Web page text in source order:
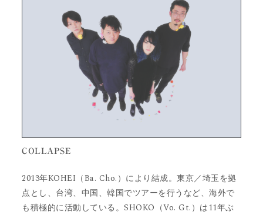
COLLAPSE
2013年KOHEI（Ba. Cho.）により結成。東京／埼玉を拠
点とし、台湾、中国、韓国でツアーを行うなど、海外で
も積極的に活動している。SHOKO（Vo. Gt.）は11年ぶ